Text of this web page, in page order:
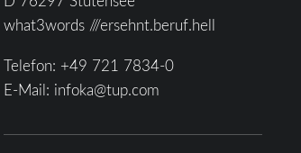
what3words ///ersehnt.beruf.hell
Telefon: +49 721 7834-0
E-Mail: infoka@tup.com